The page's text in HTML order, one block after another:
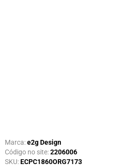
Marca:e2g Design
Código no site:2206006
SKU:ECPC1860ORG7173